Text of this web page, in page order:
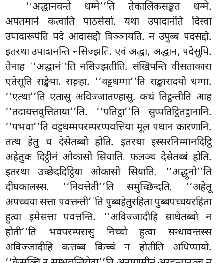
‘‘अद्धानवन्ते धम्मे’’ति तेकालिकसङ्खत धम्मे.
अपतमाने कत्वाति पाठसेसो. यथा उपादानंति दिस्वा
उपादारूपंति पदे आदासद्दो विञ्ञायति. न उपुब्ब पदसद्दो.
इतरथा उपादानन्ति नसिज्झति. एवं अद्धा, अद्धान, पदेसुपि.
तेनाह ‘‘अद्धानं’’ति नसिज्झतीति. संखिपन्ति वीसताकारा
एतेसूति सङ्खेपा. सङ्गहा. ‘‘वट्टधम्मा’’ति सङ्खारादयो धम्मा.
‘‘एत्था’’ति एतासु अविज्जातण्हासु. कथं तिट्ठन्तीति आह
‘‘तदायत्तवुत्तिताया’’ति. ‘‘पतिट्ठा’’ति सुप्पतिट्ठितट्ठानानि.
‘‘पभवा’’ति वट्टधम्मपरम्परप्पवत्तिया मूल पधान कारणानि.
तत्थ हेतु च देसेतब्बो होति. इतरथा इस्सरनिम्मानदिट्ठि
अहेतुक दिट्ठीनं ओकासो सियाति. फलञ्च देसेतब्बं होति.
इतरथा उच्छेददिट्ठिया ओकासो सियाति. ‘‘अद्धुनो’’ति
दीघकालस्स. ‘‘निवत्तेती’’ति समुच्छिन्दति. ‘‘अहेतू
अपच्चया सत्ता पवत्तन्ती’’ति पुब्बहेतुरहिता पुब्बपच्चयरहिता
हुत्वा इमेसत्ता पवत्तन्ति. ‘‘अविज्जादीहि साधेतब्बो न
होती’’ति भवपरम्परासु निच्चो हुत्वा सन्धावन्तस्स
अविज्जादीहि कत्तब्ब किच्चं न होतीति अधिप्पायो.